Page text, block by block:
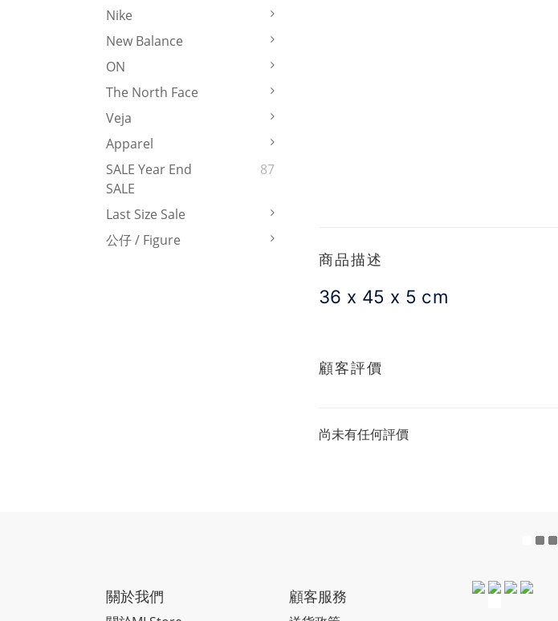
Nike
New Balance
ON
The North Face
Veja
Apparel
SALE Year End
SALE
87
Last Size Sale
公仔 / Figure
商品描述
36 x 45 x 5 cm
顧客評價
尚未有任何評價
關於我們 顧客服務